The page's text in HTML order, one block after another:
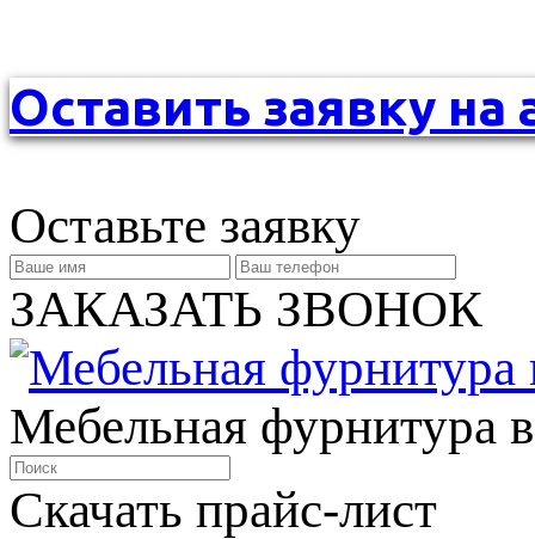
Оставить заявку на
Оставьте заявку
ЗАКАЗАТЬ ЗВОНОК
Мебельная фурнитура
Скачать прайс-лист